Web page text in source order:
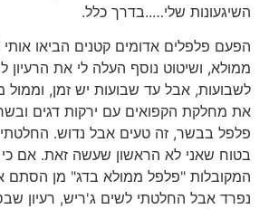
השיגעונות שלי…..בדרך כלל.
הפעם פלפלים אדומים קטנים הביאו אותי
ממולא, ושיטוט נוסף העלה לי את הרעיון
לשבועות, אבל עד שבועות יש זמן, וממול
את מחלקת הקפואים עם ירקות דגים ובשר,
פלפל בבשר, זה טעים אבל נדוש. החלטתי
בטוח שאני לא הראשון שעשה זאת. אם כי
המקובלות "פלפל ממולא בדג" מן הסתם
נפרד אבל החלטתי לשים ג'ריש, רעיון